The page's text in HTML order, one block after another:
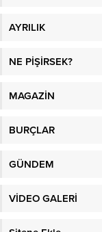
AYRILIK
NE PİŞİRSEK?
MAGAZİN
BURÇLAR
GÜNDEM
VİDEO GALERİ